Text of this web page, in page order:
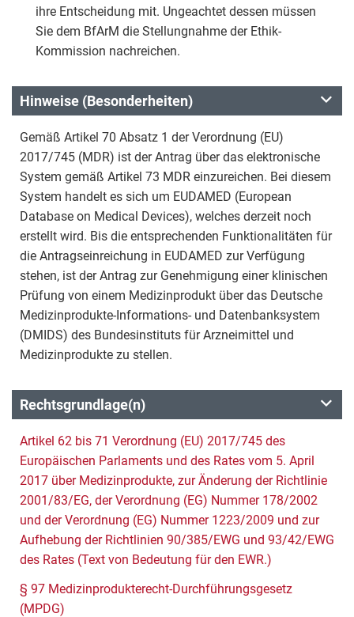
ihre Entscheidung mit. Ungeachtet dessen müssen
Sie dem BfArM die Stellungnahme der Ethik-
Kommission nachreichen.
Hinweise (Besonderheiten)
Gemäß Artikel 70 Absatz 1 der Verordnung (EU)
2017/745 (MDR) ist der Antrag über das elektronische
System gemäß Artikel 73 MDR einzureichen. Bei diesem
System handelt es sich um EUDAMED (European
Database on Medical Devices), welches derzeit noch
erstellt wird. Bis die entsprechenden Funktionalitäten für
die Antragseinreichung in EUDAMED zur Verfügung
stehen, ist der Antrag zur Genehmigung einer klinischen
Prüfung von einem Medizinprodukt über das Deutsche
Medizinprodukte-Informations- und Datenbanksystem
(DMIDS) des Bundesinstituts für Arzneimittel und
Medizinprodukte zu stellen.
Rechtsgrundlage(n)
Artikel 62 bis 71 Verordnung (EU) 2017/745 des
Europäischen Parlaments und des Rates vom 5. April
2017 über Medizinprodukte, zur Änderung der Richtlinie
2001/83/EG, der Verordnung (EG) Nummer 178/2002
und der Verordnung (EG) Nummer 1223/2009 und zur
Aufhebung der Richtlinien 90/385/EWG und 93/42/EWG
des Rates (Text von Bedeutung für den EWR.)
§ 97 Medizinprodukterecht-Durchführungsgesetz
(MPDG)